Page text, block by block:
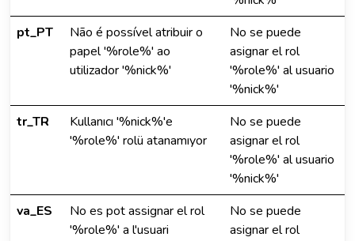
pt_PT
Não é possível atribuir o
papel '%role%' ao
utilizador '%nick%'
No se puede
asignar el rol
'%role%' al usuario
'%nick%'
tr_TR
Kullanıcı '%nick%'e
'%role%' rolü atanamıyor
No se puede
asignar el rol
'%role%' al usuario
'%nick%'
va_ES
No es pot assignar el rol
'%role%' a l'usuari
No se puede
asignar el rol